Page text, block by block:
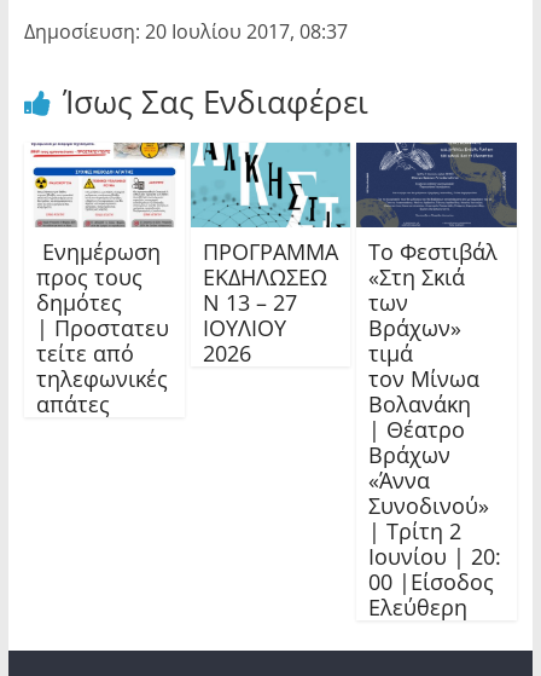
Δημοσίευση: 20 Ιουλίου 2017, 08:37
Ίσως Σας Ενδιαφέρει
Ενημέρωση
προς τους
δημότες
| Προστατευ
τείτε από
τηλεφωνικές
απάτες
ΠΡΟΓΡΑΜΜΑ
ΕΚΔΗΛΩΣΕΩ
Ν 13 – 27
ΙΟΥΛΙΟΥ
2026
Το Φεστιβάλ
«Στη Σκιά
των
Βράχων»
τιμά
τον Μίνωα
Βολανάκη
| Θέατρο
Βράχων
«Άννα
Συνοδινού»
| Τρίτη 2
Ιουνίου | 20:
00 |Είσοδος
Ελεύθερη